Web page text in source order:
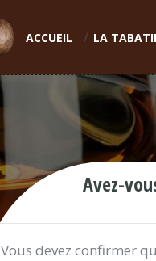
ACCUEIL LA
Avez-
Vous devez confirmer